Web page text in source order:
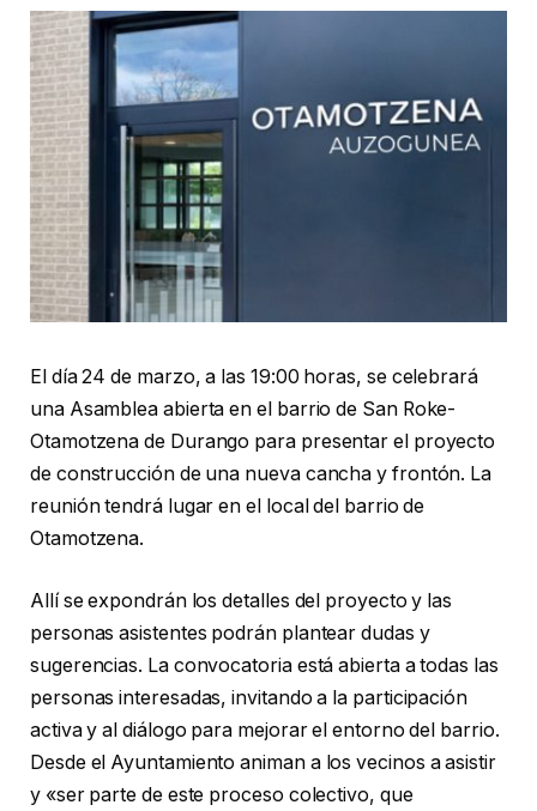
El día 24 de marzo, a las 19:00 horas, se celebrará
una Asamblea abierta en el barrio de San Roke-
Otamotzena de Durango para presentar el proyecto
de construcción de una nueva cancha y frontón. La
reunión tendrá lugar en el local del barrio de
Otamotzena.
Allí se expondrán los detalles del proyecto y las
personas asistentes podrán plantear dudas y
sugerencias. La convocatoria está abierta a todas las
personas interesadas, invitando a la participación
activa y al diálogo para mejorar el entorno del barrio.
Desde el Ayuntamiento animan a los vecinos a asistir
y «ser parte de este proceso colectivo, que